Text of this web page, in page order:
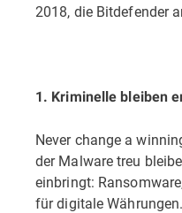
2018, die Bitdefender
1. Kriminelle bleiben
Never change a
der Malware treu
einbringt:
für digitale